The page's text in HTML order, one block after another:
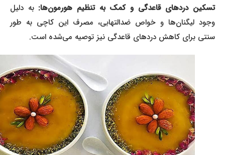
تسکین دردهای قاعدگی و کمک به تنظیم هورمون‌ها:به دلیل
وجود لیگنان‌ها و خواص ضدالتهابی، مصرف این کاچی به طور
سنتی برای کاهش دردهای قاعدگی نیز توصیه می‌شده است.